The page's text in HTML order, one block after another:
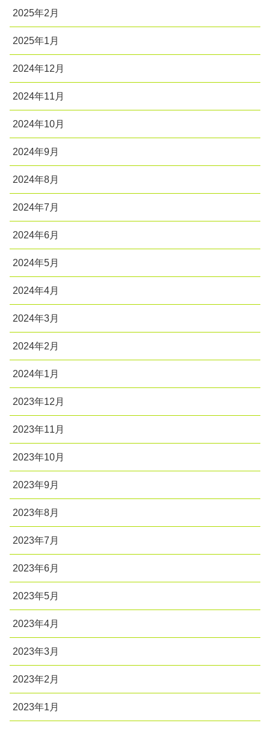
2025年2月
2025年1月
2024年12月
2024年11月
2024年10月
2024年9月
2024年8月
2024年7月
2024年6月
2024年5月
2024年4月
2024年3月
2024年2月
2024年1月
2023年12月
2023年11月
2023年10月
2023年9月
2023年8月
2023年7月
2023年6月
2023年5月
2023年4月
2023年3月
2023年2月
2023年1月